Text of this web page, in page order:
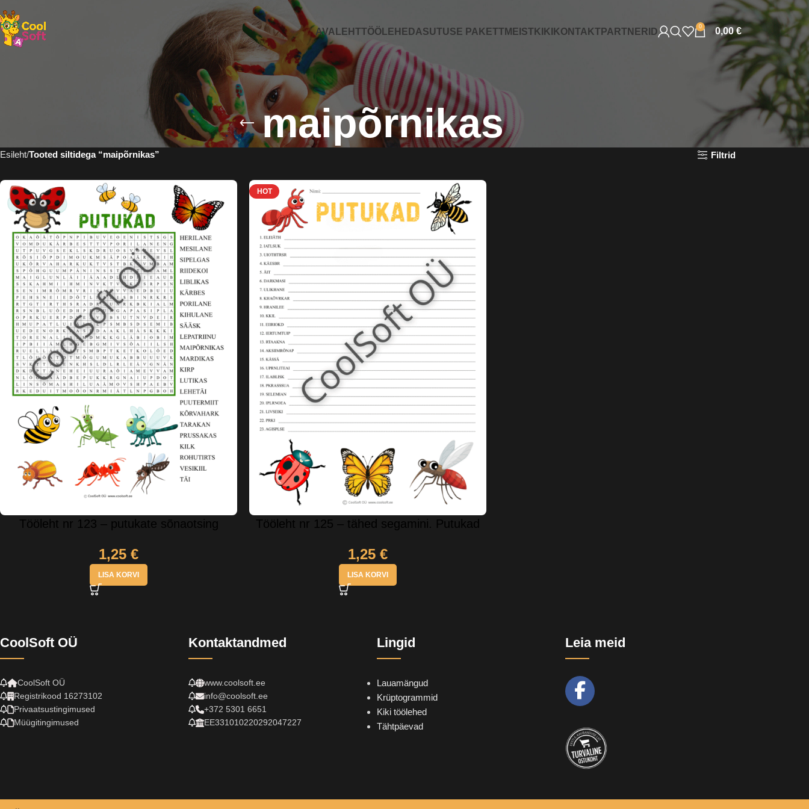
AVALEHTTÖÖLEHEDASUTUSE PAKETTMEISTKIKI KONTAKTPARTNERID 0 0,00€
maipõrnikas
Esileht Tooted siltidega “maipõrnikas” Filtrid
Tööleht nr 123 – putukate sõnaotsing
1,25 €
LISA KORVI
HOT
Tööleht nr 125 – tähed segamini. Putukad
1,25 €
LISA KORVI
CoolSoft OÜ
CoolSoft OÜ
Registrikood 16273102
Privaatsustingimused
Müügitingimused
Kontaktandmed
www.coolsoft.ee
info@coolsoft.ee
+372 5301 6651
EE331010220292047227
Lingid
Lauamängud
Krüptogrammid
Kiki töölehed
Tähtpäevad
Leia meid